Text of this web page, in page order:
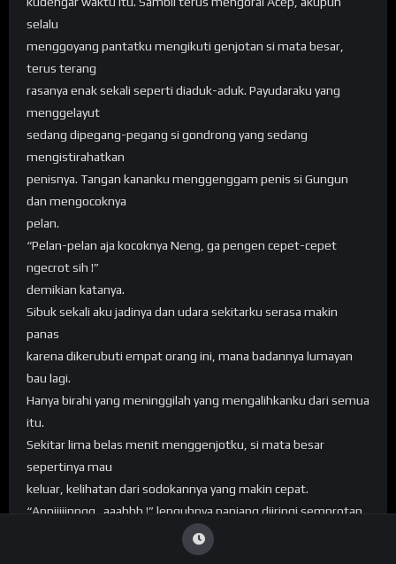
selalu
menggoyang pantatku mengikuti genjotan si mata besar,
terus terang
rasanya enak sekali seperti diaduk-aduk. Payudaraku yang
menggelayut
sedang dipegang-pegang si gondrong yang sedang
mengistirahatkan
penisnya. Tangan kananku menggenggam penis si Gungun
dan mengocoknya
pelan.
“Pelan-pelan aja kocoknya Neng, ga pengen cepet-cepet
ngecrot sih !”
demikian katanya.
Sibuk sekali aku jadinya dan udara sekitarku serasa makin
panas
karena dikerubuti empat orang ini, mana badannya lumayan
bau lagi.
Hanya birahi yang meninggilah yang mengalihkanku dari semua
itu.
Sekitar lima belas menit menggenjotku, si mata besar
sepertinya mau
keluar, kelihatan dari sodokannya yang makin cepat.
“Annjjiiinngg…aaahhh !” lenguhnya panjang diiringi semprotan
spermanya di dalam vaginaku yang tak bisa kutolak.
Sialan juga nih orang pikirku, sembarangan main buang di